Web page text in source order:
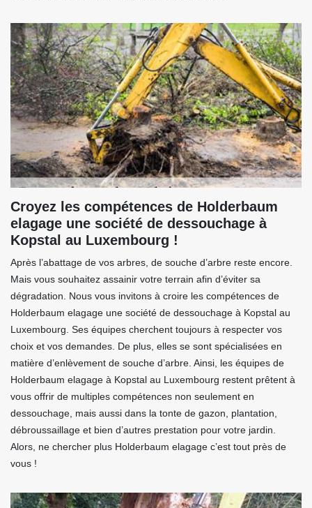
Croyez les compétences de Holderbaum
elagage une société de dessouchage à
Kopstal au Luxembourg !
Après l’abattage de vos arbres, de souche d’arbre reste encore.
Mais vous souhaitez assainir votre terrain afin d’éviter sa
dégradation. Nous vous invitons à croire les compétences de
Holderbaum elagage une société de dessouchage à Kopstal au
Luxembourg. Ses équipes cherchent toujours à respecter vos
choix et vos demandes. De plus, elles se sont spécialisées en
matière d’enlèvement de souche d’arbre. Ainsi, les équipes de
Holderbaum elagage à Kopstal au Luxembourg restent prêtent à
vous offrir de multiples compétences non seulement en
dessouchage, mais aussi dans la tonte de gazon, plantation,
débroussaillage et bien d’autres prestation pour votre jardin.
Alors, ne chercher plus Holderbaum elagage c’est tout près de
vous !